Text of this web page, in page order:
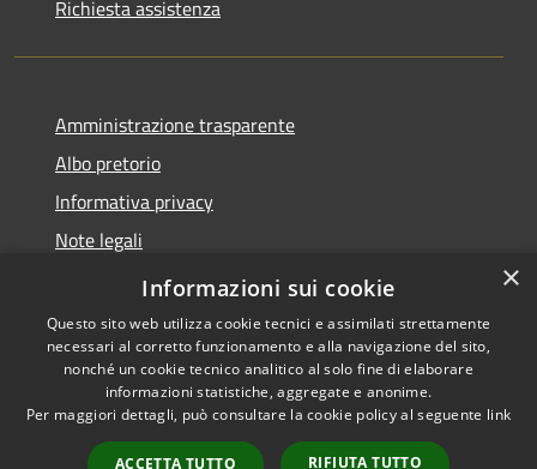
Richiesta assistenza
Amministrazione trasparente
Albo pretorio
Informativa privacy
Note legali
Dichiarazione di accessibilità
Accessibilità
Copyright © 2026 • Comune di
Pieve d'Olmi • Powered by
Municipium• Accesso
×
Informazioni sui cookie
Questo sito web utilizza cookie tecnici e assimilati strettamente
necessari al corretto funzionamento e alla navigazione del sito,
nonché un cookie tecnico analitico al solo fine di elaborare
informazioni statistiche, aggregate e anonime.
Per maggiori dettagli, può consultare la cookie policy al seguente link
ACCETTA TUTTO RIFIUTA TUTTO